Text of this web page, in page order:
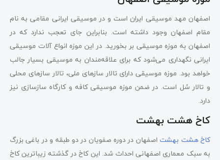
اصفهان مهد موسیقی ایران است و در موسیقی ایرانی مقامی به نام
مقام اصفهان وجود داشته است. بنابراین جای تعجب ندارد که در
اصفهان به موزه موسیقی بر بخورید. در این موزه انواع آلات موسیقی
ایرانی نگهداری می‌شود که برای علاقه‌مندان به موسیقی بسیار جالب
خواهد بود. موزه موسیقی دارای تالار سازهای ملی، تالار سازهای محلی
و تالار سُل است. در ضمن موزه موسیقی کافه و کارگاه سازسازی نیز
دارد.
کاخ هشت بهشت
کاخ هشت بهشتاصفهان در دوره صفویان در دو طبقه و در باغی بزرگ
به سبک معماری اصفهانی احداث شد. این کاخ در گذشته زیباترین کاخ